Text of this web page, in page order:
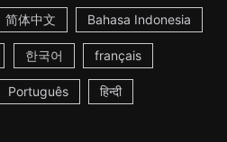
简体中文 Bahasa Indonesia
한국어 français
Português हिन्दी